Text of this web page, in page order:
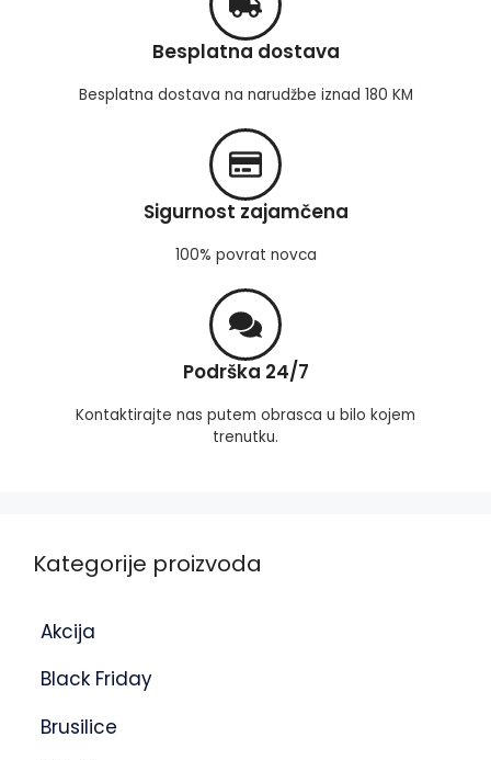
Besplatna dostava
Besplatna dostava na narudžbe iznad 180 KM
Sigurnost zajamčena
100% povrat novca
Podrška 24/7
Kontaktirajte nas putem obrasca u bilo kojem
trenutku.
Kategorije proizvoda
Akcija
Black Friday
Brusilice